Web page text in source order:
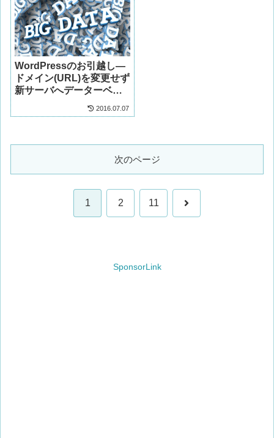
WordPressのお引越し―
ドメイン(URL)を変更せず
新サーバへデーターベー
2016.07.07
次のページ
1 2 11 次
SponsorLink